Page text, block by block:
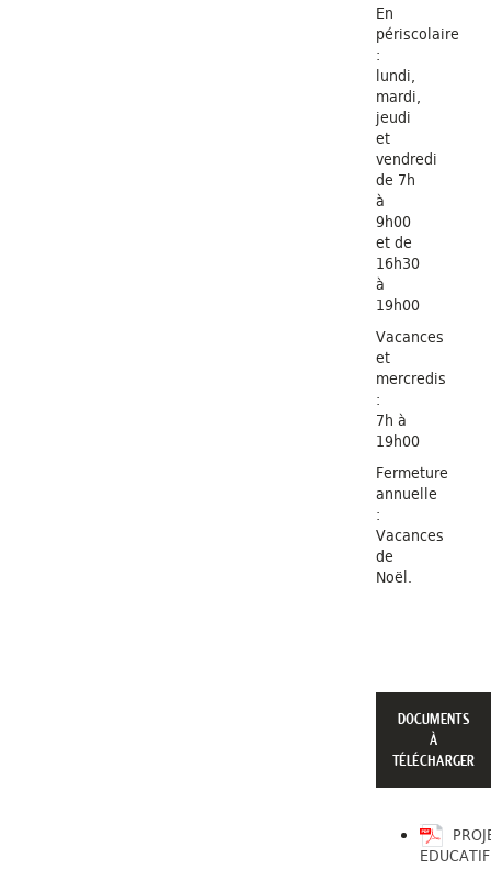
En
périscolaire
:
lundi,
mardi,
jeudi
et
vendredi
de 7h
à
9h00
et de
16h30
à
19h00
Vacances
et
mercredis
:
7h à
19h00
Fermeture
annuelle
:
Vacances
de
Noël.
DOCUMENTS
À
TÉLÉCHARGER
EDUCATIF